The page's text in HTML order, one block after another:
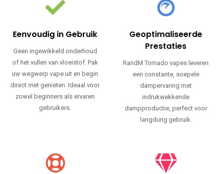
Eenvoudig in Gebruik
Geen ingewikkeld onderhoud
of het vullen van vloeistof. Pak
uw wegwerp vape uit en begin
direct met genieten. Ideaal voor
zowel beginners als ervaren
gebruikers.
Geoptimaliseerde
Prestaties
RandM Tornado vapes leveren
een constante, soepele
dampervaring met
indrukwekkende
dampproductie, perfect voor
langdurig gebruik.